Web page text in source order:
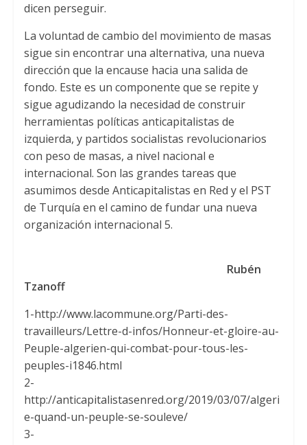
dicen perseguir.
La voluntad de cambio del movimiento de masas
sigue sin encontrar una alternativa, una nueva
dirección que la encause hacia una salida de
fondo. Este es un componente que se repite y
sigue agudizando la necesidad de construir
herramientas políticas anticapitalistas de
izquierda, y partidos socialistas revolucionarios
con peso de masas, a nivel nacional e
internacional. Son las grandes tareas que
asumimos desde Anticapitalistas en Red y el PST
de Turquía en el camino de fundar una nueva
organización internacional 5.
Rubén
Tzanoff
1-http://www.lacommune.org/Parti-des-
travailleurs/Lettre-d-infos/Honneur-et-gloire-au-
Peuple-algerien-qui-combat-pour-tous-les-
peuples-i1846.html
2-
http://anticapitalistasenred.org/2019/03/07/algeri
e-quand-un-peuple-se-souleve/
3-